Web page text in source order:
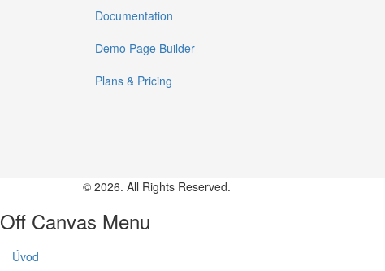
Documentation
Demo Page Builder
Plans & Pricing
© 2026. All Rights Reserved.
Off Canvas Menu
Úvod